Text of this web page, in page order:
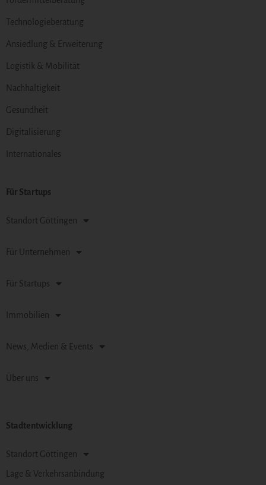
Technologieberatung
Ansiedlung & Erweiterung
Logistik & Mobilität
Nachhaltigkeit
Gesundheit
Digitalisierung
Internationales
Für Startups
Standort Göttingen
Für Unternehmen
Für Startups
Immobilien
News, Medien & Events
Über uns
Stadtentwicklung
Standort Göttingen
Lage & Verkehrsanbindung